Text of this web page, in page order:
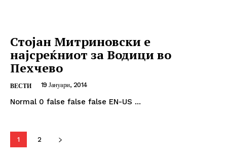
Стојан Митриновски е
најсреќниот за Водици во
Пехчево
ВЕСТИ 19 Јануари, 2014
Normal 0 false false false EN-US ...
1 2